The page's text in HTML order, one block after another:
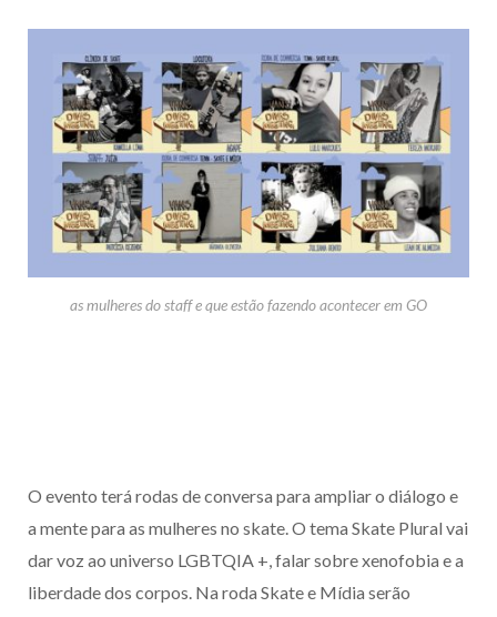
as mulheres do staff e que estão fazendo acontecer em GO
O evento terá rodas de conversa para ampliar o diálogo e
a mente para as mulheres no skate. O tema Skate Plural vai
dar voz ao universo LGBTQIA +, falar sobre xenofobia e a
liberdade dos corpos. Na roda Skate e Mídia serão